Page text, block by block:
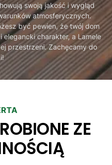
swoją jakość i wygląd
atmosferycznych.
być pewien, że twój dom
charakter, a Lamele
przestrzeni. Zachęcamy do
ZE